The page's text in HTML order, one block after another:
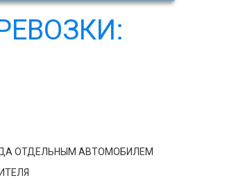
ОТДЕЛЬНЫМ АВТОМОБИЛЕМ